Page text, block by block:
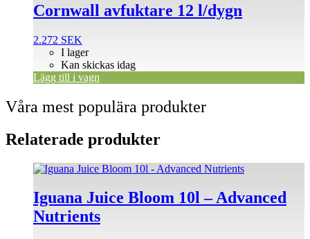
Cornwall avfuktare 12 l/dygn
2.272 SEK
I lager
Kan skickas idag
Lägg till i vagn
Våra mest populära produkter
Relaterade produkter
Iguana Juice Bloom 10l – Advanced
Nutrients